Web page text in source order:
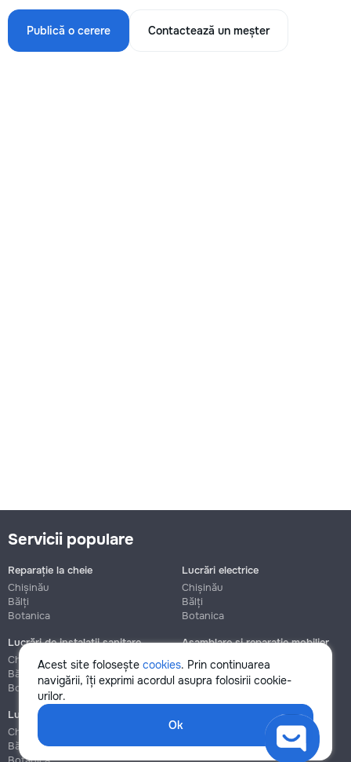
Publică o cerere Contactează un meșter
Acest site folosește cookies. Prin continuarea
navigării, îți exprimi acordul asupra folosirii cookie-
urilor.
Ok
Servicii populare
Reparație la cheie
Chișinău
Bălți
Botanica
Lucrări electrice
Chișinău
Bălți
Botanica
Lucrări de instalații sanitare
Chișinău
Bălți
Botanica
Asamblare și reparație mobilier
Chișinău
Botanica
Lucrări de construcție și instalare
Chișinău
Bălți